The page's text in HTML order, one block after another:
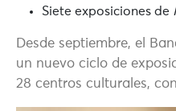
Siete exposiciones de
Desde septiembre, el
un nuevo ciclo de
28 centros culturales, con